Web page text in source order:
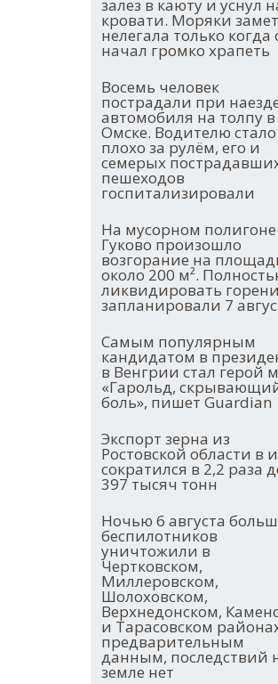
залез в каюту и уснул
кровати. Моряки
нелегала только когда
начал громко храпеть
Восемь человек
пострадали при
автомобиля на толпу в
Омске. Водителю стало
плохо за рулём, его и
семерых
пешеходов
госпитализировали
На мусорном полигоне
Гуково произошло
возгорание на
около 200 м².
ликвидировать
запланировали 7
Самым популярным
кандидатом в
в Венгрии стал герой
«Гарольд,
боль», пишет Guardian
Экспорт зерна из
Ростовской области в
сократился в 2,2 раза
397 тысяч тонн
Ночью 6 августа
беспилотников
уничтожили в
Чертковском,
Миллеровском,
Шолоховском,
Верхнедонском,
и Тарасовском
предварительным
данным, последствий
земле нет